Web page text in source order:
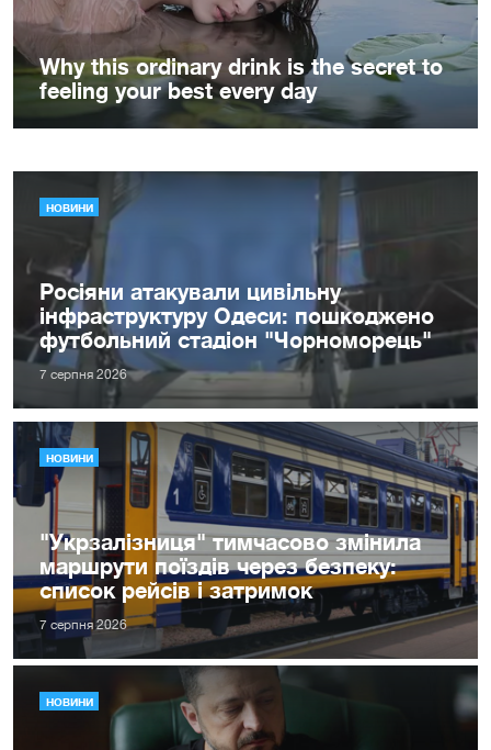
НОВИНИ
Росіяни атакували цивільну
інфраструктуру Одеси: пошкоджено
футбольний стадіон "Чорноморець"
7 серпня 2026
НОВИНИ
"Укрзалізниця" тимчасово змінила
маршрути поїздів через безпеку:
список рейсів і затримок
7 серпня 2026
НОВИНИ